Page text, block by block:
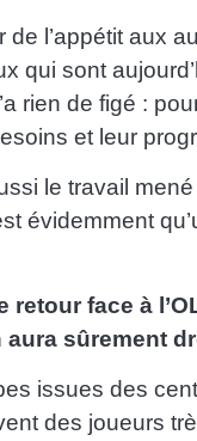
de l’appétit aux
qui sont
rien de figé :
et leur
le travail
évidemment
retour face à
aura sûrement
issues des
des joueurs